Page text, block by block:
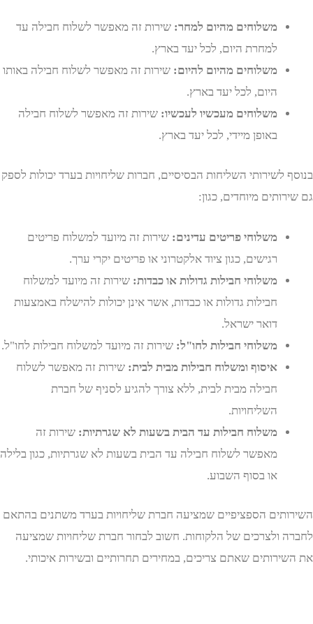
משלוחים מהיום למחר:שירות זה מאפשר לשלוח חבילה עד
למחרת היום, לכל יעד בארץ.
משלוחים מהיום להיום:שירות זה מאפשר לשלוח חבילה באותו
היום, לכל יעד בארץ.
משלוחים מעכשיו לעכשיו:שירות זה מאפשר לשלוח חבילה
באופן מיידי, לכל יעד בארץ.
לשירותי השליחות הבסיסיים, חברות שליחויות בערד יכולות לספק
מיוחדים, כגון:
משלוחי פריטים עדינים:שירות זה מיועד למשלוח פריטים
רגישים, כגון ציוד אלקטרוני או פריטים יקרי ערך.
משלוחי חבילות גדולות או כבדות:שירות זה מיועד למשלוח
חבילות גדולות או כבדות, אשר אינן יכולות להישלח באמצעות
דואר ישראל.
משלוחי חבילות לחו"ל:שירות זה מיועד למשלוח חבילות לחו"ל.
איסוף ומשלוח חבילות מבית לבית: שירות זה מאפשר לשלוח
חבילה מבית לבית, ללא צורך להגיע לסניף של חברת
השליחויות.
משלוח חבילות עד הבית בשעות לא שגרתיות:שירות זה
מאפשר לשלוח חבילה עד הבית בשעות לא שגרתיות, כגון בלילה
או בסוף השבוע.
הספציפיים שמציעה חברת שליחויות בערד משתנים בהתאם
ולצרכים של הלקוחות. חשוב לבחור חברת שליחויות שמציעה
שאתם צריכים, במחירים תחרותיים ובשירות איכותי.